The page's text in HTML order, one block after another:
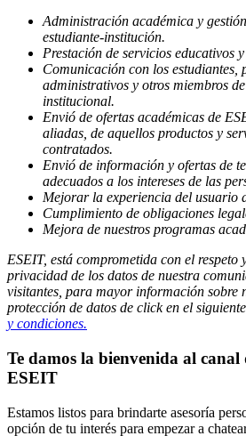
Administración académica y
estudiante-institución.
Prestación de servicios educativos
Comunicación con los estudiantes,
administrativos y otros miembros
institucional.
Envió de ofertas académicas de
aliadas, de aquellos productos y
contratados.
Envió de información y ofertas de
adecuados a los intereses de las
Mejorar la experiencia del usuario
Cumplimiento de obligaciones
Mejora de nuestros programas
ESEIT, está comprometida con el respeto
privacidad de los datos de nuestra
visitantes, para mayor información sobre
protección de datos de click en el
y condiciones.
Te damos la bienvenida al
ESEIT
Estamos listos para brindarte asesoría
opción de tu interés para empezar a